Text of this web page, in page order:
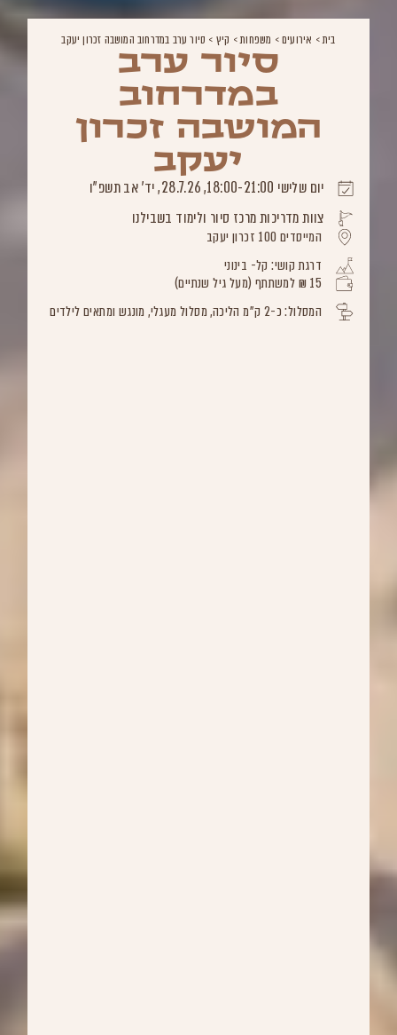
בית> אירועים> משפחות> קיץ > סיור ערב במדרחוב המושבה זכרון יעקב
סיור ערב
במדרחוב
המושבה זכרון
יעקב
יום שלישי 18:00-21:00, 28.7.26, יד' אב תשפ"ו
צוות מדריכות מרכז סיור ולימוד בשבילנו
המייסדים 100 זכרון יעקב
דרגת קושי: קל- בינוני
15 ₪ למשתתף (מעל גיל שנתיים)
המסלול: כ-2 ק"מ הליכה, מסלול מעגלי, מונגש ומתאים לילדים